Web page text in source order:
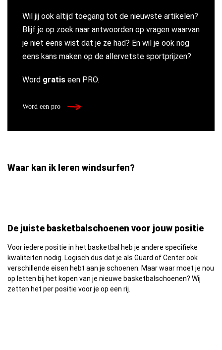
Wil jij ook altijd toegang tot de nieuwste artikelen?
Blijf je op zoek naar antwoorden op vragen waarvan
je niet eens wist dat je ze had? En wil je ook nog
eens kans maken op de allervetste sportprijzen?
Word gratis een PRO.
Word een pro
Waar kan ik leren windsurfen?
De juiste basketbalschoenen voor jouw positie
Voor iedere positie in het basketbal heb je andere specifieke
kwaliteiten nodig. Logisch dus dat je als Guard of Center ook
verschillende eisen hebt aan je schoenen. Maar waar moet je nou
op letten bij het kopen van je nieuwe basketbalschoenen? Wij
zetten het per positie voor je op een rij.